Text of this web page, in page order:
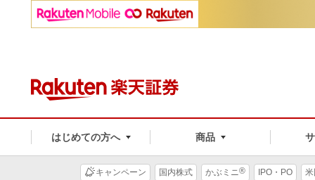
はじめての方へ 商品
キャンペーン 国内株式 かぶミニ® IPO・PO